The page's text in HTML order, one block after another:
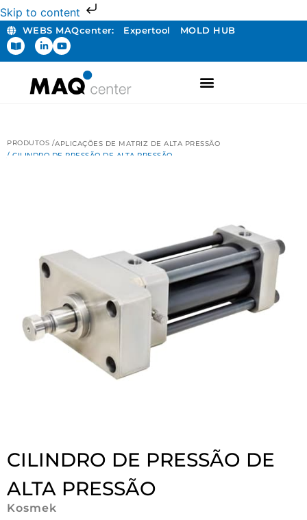
Skip to content
WEBS MAQcenter: Expertool MOLD HUB
PRODUTOS /APLICAÇÕES DE MATRIZ DE ALTA PRESSÃO
/ CILINDRO DE PRESSÃO DE ALTA PRESSÃO
CILINDRO DE PRESSÃO DE
ALTA PRESSÃO
Kosmek